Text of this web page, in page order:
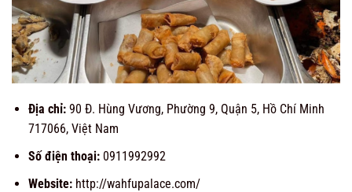
Địa chỉ: 90 Đ. Hùng Vương, Phường 9, Quận 5, Hồ Chí Minh
717066, Việt Nam
Số điện thoại: 0911992992
Website:http://wahfupalace.com/